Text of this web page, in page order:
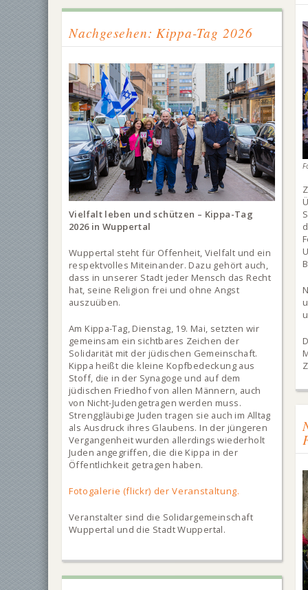
Nachgesehen: Kippa-Tag 2026
Vielfalt leben und schützen – Kippa-Tag
2026 in Wuppertal
Wuppertal steht für Offenheit, Vielfalt und ein
respektvolles Miteinander. Dazu gehört auch,
dass in unserer Stadt jeder Mensch das Recht
hat, seine Religion frei und ohne Angst
auszuüben.
Am Kippa-Tag, Dienstag, 19. Mai, setzten wir
gemeinsam ein sichtbares Zeichen der
Solidarität mit der jüdischen Gemeinschaft.
Kippa heißt die kleine Kopfbedeckung aus
Stoff, die in der Synagoge und auf dem
jüdischen Friedhof von allen Männern, auch
von Nicht-Judengetragen werden muss.
Strenggläubige Juden tragen sie auch im Alltag
als Ausdruck ihres Glaubens. In der jüngeren
Vergangenheit wurden allerdings wiederholt
Juden angegriffen, die die Kippa in der
Öffentlichkeit getragen haben.
Fotogalerie (flickr) der Veranstaltung.
Veranstalter sind die Solidargemeinschaft
Wuppertal und die Stadt Wuppertal.